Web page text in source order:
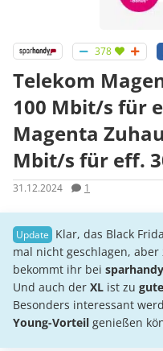
378
Telekom
100 Mbit/s für
Magenta
Mbit/s für eff.
31.12.2024 1
Klar, das Black
mal nicht geschlagen, aber
bekommt ihr bei sparhandy
Und auch der XL ist zu
Besonders interessant
Young-Vorteil genießen